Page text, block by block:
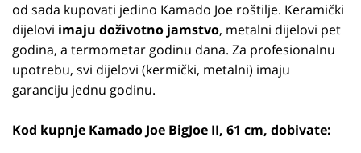
od sada kupovati jedino Kamado Joe roštilje. Keramički
dijelovi imaju doživotno jamstvo, metalni dijelovi pet
godina, a termometar godinu dana. Za profesionalnu
upotrebu, svi dijelovi (kermički, metalni) imaju
garanciju jednu godinu.
Kod kupnje Kamado Joe BigJoe II, 61 cm, dobivate: